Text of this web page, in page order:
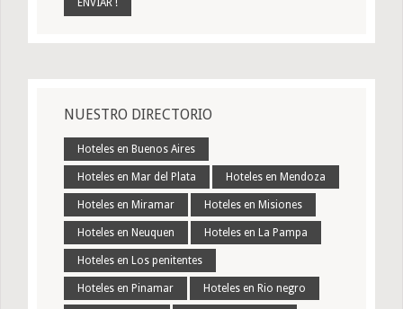
NUESTRO DIRECTORIO
Hoteles en Buenos Aires
Hoteles en Mar del Plata Hoteles en Mendoza
Hoteles en Miramar Hoteles en Misiones
Hoteles en Neuquen Hoteles en La Pampa
Hoteles en Los penitentes
Hoteles en Pinamar Hoteles en Rio negro